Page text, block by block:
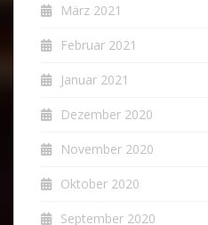
März 2021
Februar 2021
Januar 2021
Dezember 2020
November 2020
Oktober 2020
September 2020